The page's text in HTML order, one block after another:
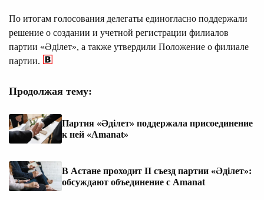
По итогам голосования делегаты единогласно поддержали
решение о создании и учетной регистрации филиалов
партии «Әділет», а также утвердили Положение о филиале
партии.
Продолжая тему:
Партия «Әділет» поддержала присоединение
к ней «Amanat»
В Астане проходит II съезд партии «Әділет»:
обсуждают объединение с Amanat